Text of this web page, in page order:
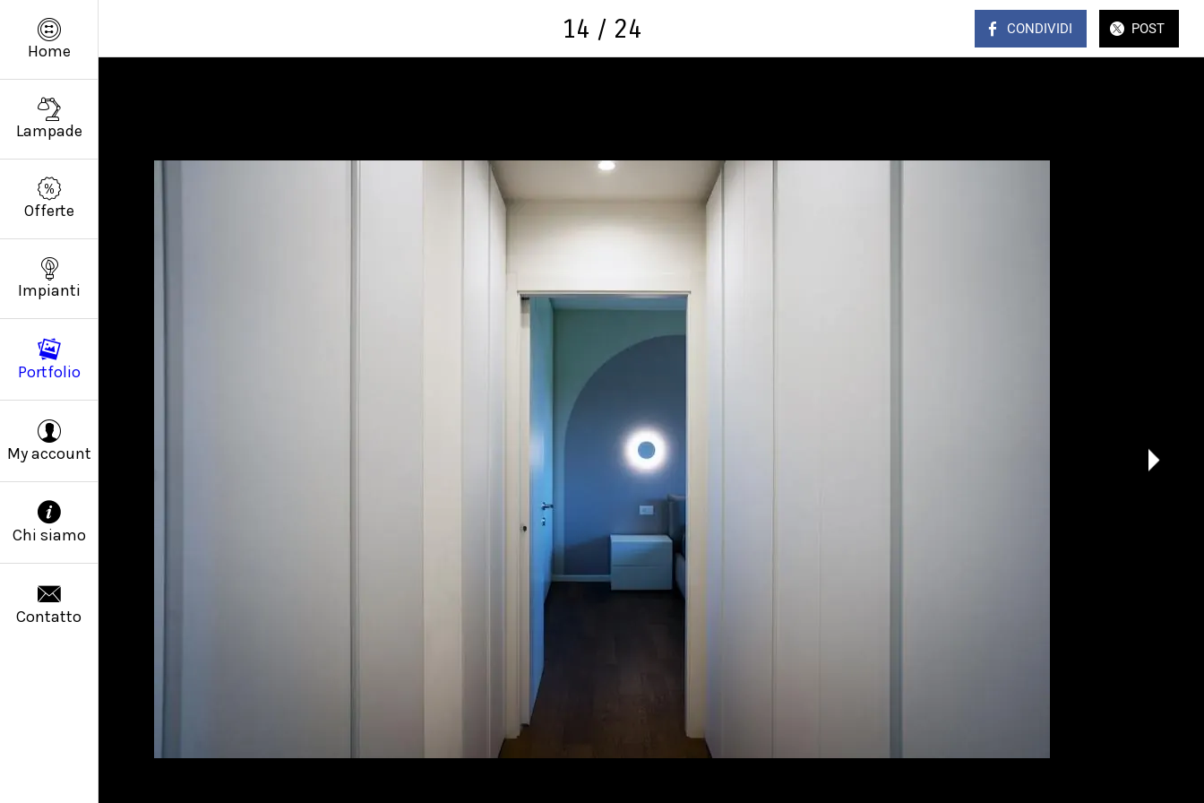
Home
Lampade
Offerte
Impianti
Portfolio
My account
Chi siamo
Contatto
14 / 24 CONDIVIDI POST